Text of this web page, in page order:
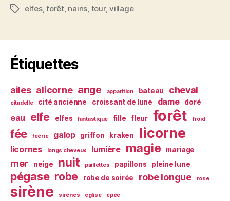
Étiquettes
elfes,forêt, nains tour,village
Étiquettes
ailes alicorne ange apparition bateau cheval
citadelle cité ancienne croissant de lune dame doré
eau elfe elfes fantastique fille fleur forêt froid
fée féérie galop griffon kraken licorne
licornes longs cheveux lumière magie mariage
mer neige nuit paillettes papillons pleine lune
pégase robe robe de soirée robe longue rose
sirène sirènes église épée